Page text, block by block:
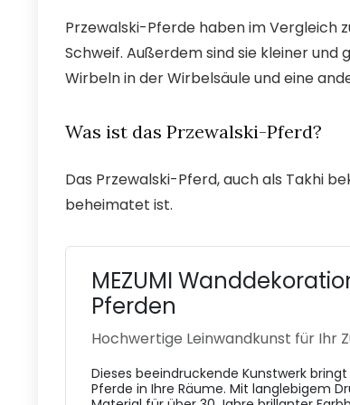
Przewalski-Pferde haben im Vergleich
Schweif. Außerdem sind sie kleiner
Wirbeln in der Wirbelsäule und eine
Was ist das Przewalski-Pferd?
Das Przewalski-Pferd, auch als Takhi
beheimatet ist.
MEZUMI
Pferden
Hochwertige Leinwandkunst für Ihr
Dieses beeindruckende Kunstwerk
Pferde in Ihre Räume. Mit langlebigem